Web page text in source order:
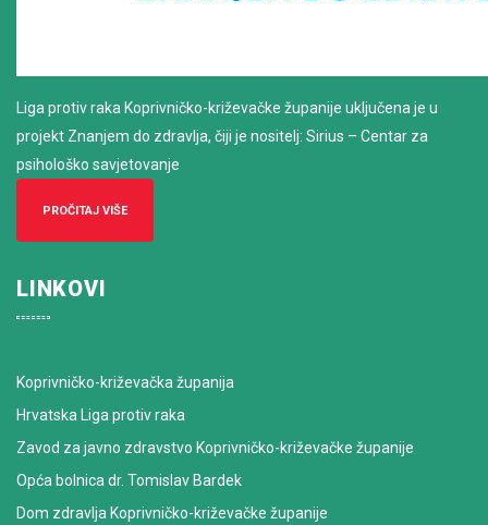
Liga protiv raka Koprivničko-križevačke županije uključena je u
projekt Znanjem do zdravlja, čiji je nositelj: Sirius – Centar za
psihološko savjetovanje
PROČITAJ VIŠE
LINKOVI
Koprivničko-križevačka županija
Hrvatska Liga protiv raka
Zavod za javno zdravstvo Koprivničko-križevačke županije
Opća bolnica dr. Tomislav Bardek
Dom zdravlja Koprivničko-križevačke županije